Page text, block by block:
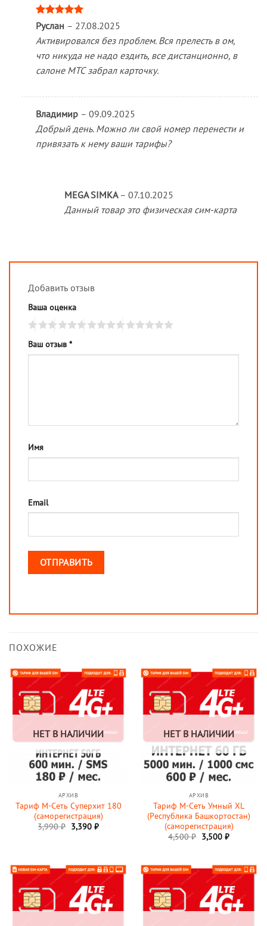
Оценка
5
из 5
Руслан – 27.08.2025
Активировался без проблем. Вся прелесть в ом,
что никуда не надо ездить, все дистанционно, в
салоне МТС забрал карточку.
Владимир – 09.09.2025
Добрый день. Можно ли свой номер перенести и
привязать к нему ваши тарифы?
MEGA SIMKA – 07.10.2025
Данный товар это физическая сим-карта
Добавить отзыв
Ваша оценка
Ваш отзыв *
Имя
Email
ПОХОЖИЕ
НЕТ В НАЛИЧИИ
АРХИВ
Тариф М-Сеть Суперхит 180
(саморегистрация)
3,990₽ 3,390 ₽
НЕТ В НАЛИЧИИ
АРХИВ
Тариф М-Сеть Умный XL
(Республика Башкортостан)
(саморегистрация)
4,500₽ Первоначальная
цена
3,500 ₽Текущая